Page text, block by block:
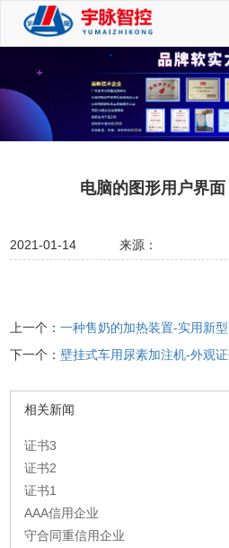
电脑的图形用户界面
2021-01-14 来源：
上一个：一种售奶的加热装置-实用新型
下一个：壁挂式车用尿素加注机-外观
相关新闻
证书3
证书2
证书1
AAA信用企业
守合同重信用企业